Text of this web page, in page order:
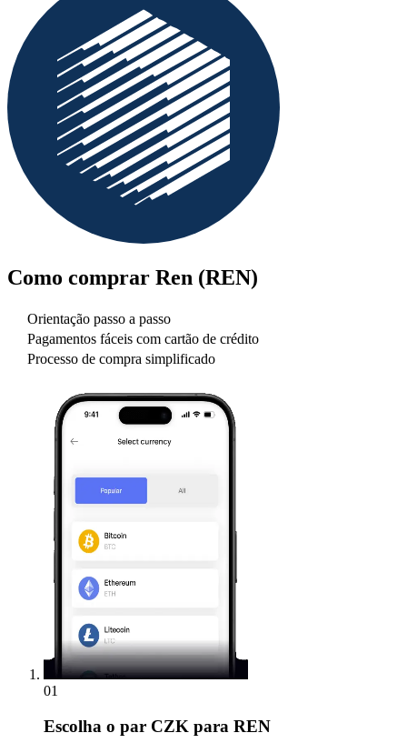
Como comprar Ren (REN)
Orientação passo a passo
Pagamentos fáceis com cartão de crédito
Processo de compra simplificado
01
Escolha o par CZK para REN